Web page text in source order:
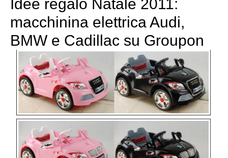
Idee regalo Natale 2011:
macchinina elettrica Audi,
BMW e Cadillac su Groupon